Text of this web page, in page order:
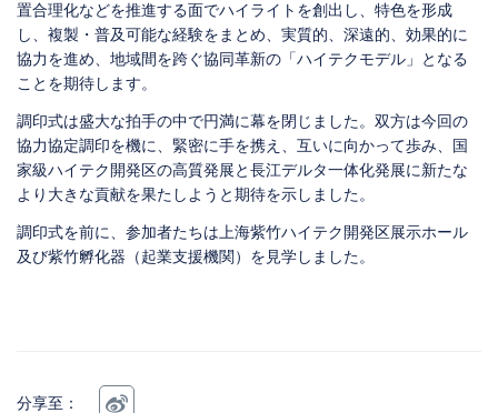
置合理化などを推進する面でハイライトを創出し、特色を形成
し、複製・普及可能な経験をまとめ、実質的、深遠的、効果的に
協力を進め、地域間を跨ぐ協同革新の「ハイテクモデル」となる
ことを期待します。
調印式は盛大な拍手の中で円満に幕を閉じました。双方は今回の
協力協定調印を機に、緊密に手を携え、互いに向かって歩み、国
家級ハイテク開発区の高質発展と長江デルタ一体化発展に新たな
より大きな貢献を果たしようと期待を示しました。
調印式を前に、参加者たちは上海紫竹ハイテク開発区展示ホール
及び紫竹孵化器（起業支援機関）を見学しました。
分享至：